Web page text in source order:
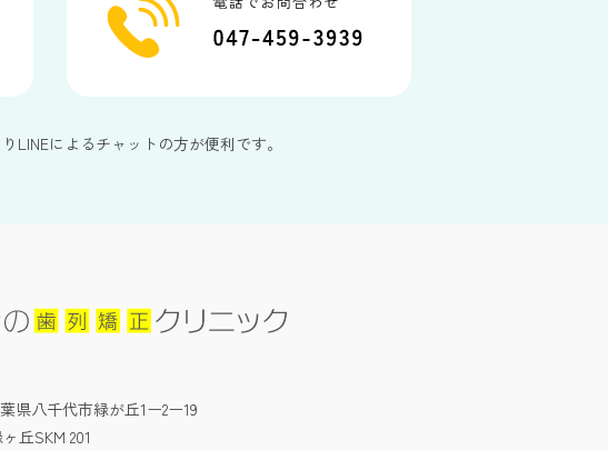
LINEによるチャットの方が便利です。
県八千代市緑が丘1ー2ー19
丘SKM 201